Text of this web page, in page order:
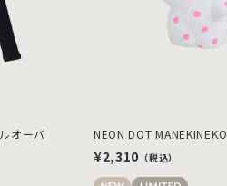
オーバ NEON DOT MANEKINEKO
¥2,310 （税込）